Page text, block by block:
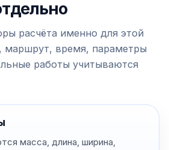
расчёта именно для этой
маршрут, время, параметры
работы учитываются
масса, длина, ширина,